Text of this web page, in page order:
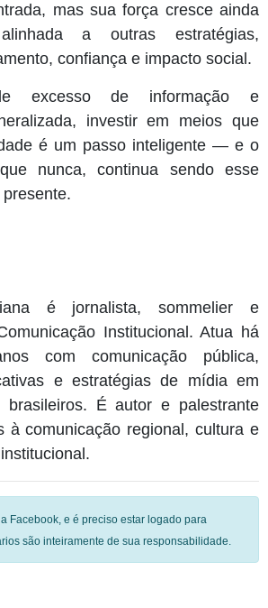
mas sua força cresce ainda
a outras estratégias,
confiança e impacto social.
excesso de informação e
investir em meios que
é um passo inteligente — e o
nunca, continua sendo esse
é jornalista, sommelier e
Institucional. Atua há
com comunicação pública,
e estratégias de mídia em
brasileiros. É autor e palestrante
à comunicação regional, cultura e
Facebook, e é preciso estar logado para
são inteiramente de sua responsabilidade.